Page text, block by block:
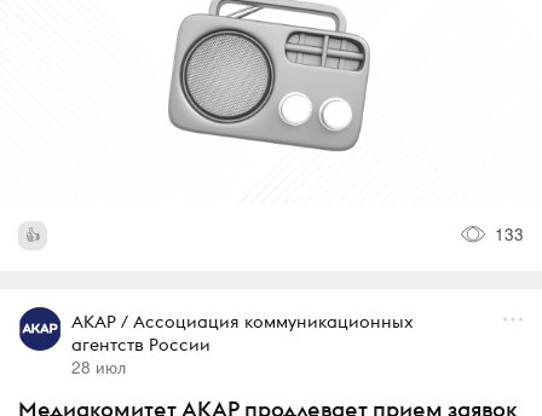
133
АКАР / Ассоциация коммуникационных
агентств России
28 июл
Медиакомитет АКАР продлевает прием заявок